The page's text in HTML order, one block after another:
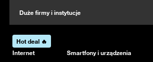
Duże firmy i instytucje
Hot deal 🔥
Internet
Smartfony i urządzenia